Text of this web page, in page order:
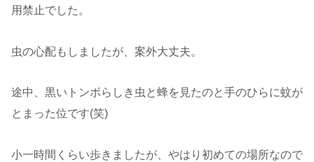
用禁止でした。
虫の心配もしましたが、案外大丈夫。
途中、黒いトンボらしき虫と蜂を見たのと手のひらに蚊が
とまった位です(笑)
小一時間くらい歩きましたが、やはり初めての場所なので